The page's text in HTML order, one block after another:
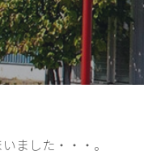
ました・・・。